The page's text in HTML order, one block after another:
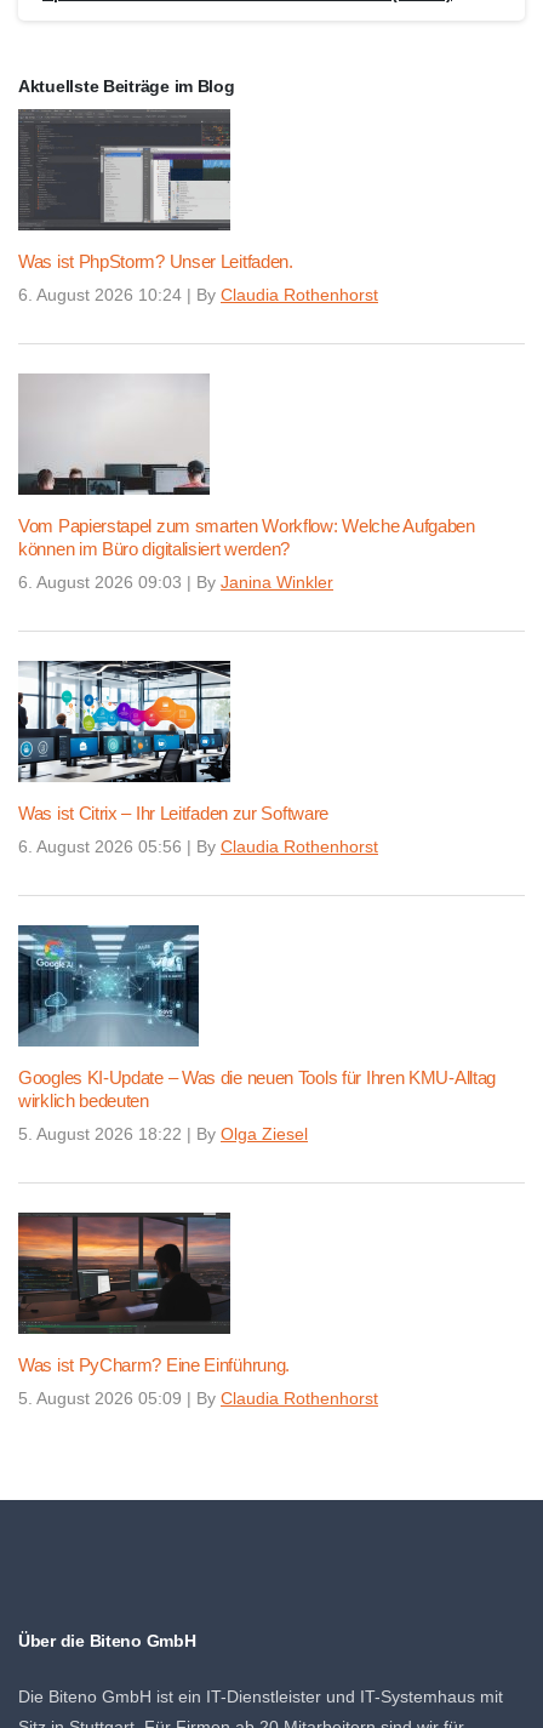
Aktuellste Beiträge im Blog
Was ist PhpStorm? Unser Leitfaden.
6. August 2026 10:24 | By Claudia Rothenhorst
Vom Papierstapel zum smarten Workflow: Welche Aufgaben
können im Büro digitalisiert werden?
6. August 2026 09:03 | By Janina Winkler
Was ist Citrix – Ihr Leitfaden zur Software
6. August 2026 05:56 | By Claudia Rothenhorst
Googles KI-Update – Was die neuen Tools für Ihren KMU-Alltag
wirklich bedeuten
5. August 2026 18:22 | By Olga Ziesel
Was ist PyCharm? Eine Einführung.
5. August 2026 05:09 | By Claudia Rothenhorst
Über die Biteno GmbH
Die Biteno GmbH ist ein IT-Dienstleister und IT-Systemhaus mit